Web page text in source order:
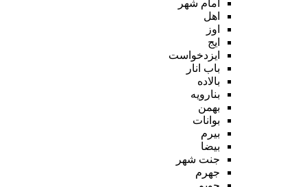
امام شهر
اهل
اوز
ایج
ایزدخواست
باب انار
بالاده
بنارویه
بهمن
بوانات
بیرم
بیضا
جنت شهر
جهرم